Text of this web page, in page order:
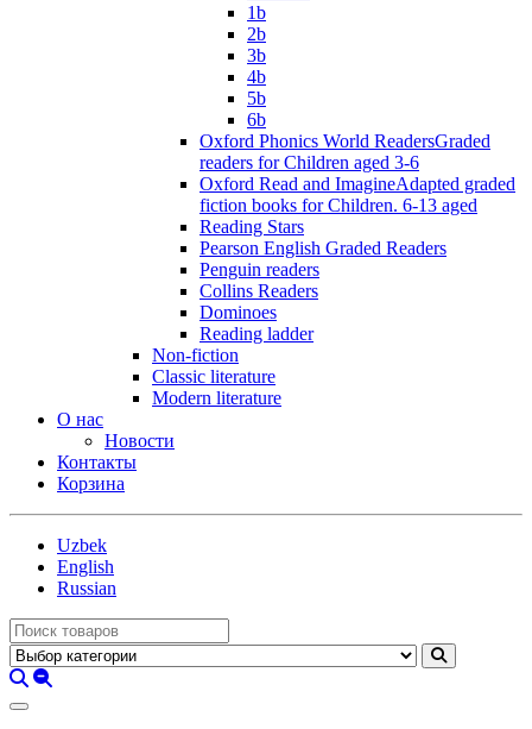
1b
2b
3b
4b
5b
6b
Oxford Phonics World ReadersGraded
readers for Children aged 3-6
Oxford Read and ImagineAdapted graded
fiction books for Children. 6-13 aged
Reading Stars
Pearson English Graded Readers
Penguin readers
Collins Readers
Dominoes
Reading ladder
Non-fiction
Classic literature
Modern literature
О нас
Новости
Контакты
Корзина
Uzbek
English
Russian